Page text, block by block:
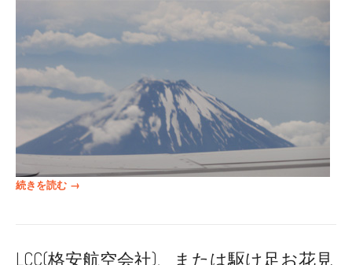
続きを読む “
→
LCC(格安航空会社)、または駆け足お花見